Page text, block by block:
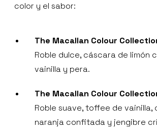
color y el sabor:
The Macallan Colour
Roble dulce, cáscara de limón
vainilla y pera.
The Macallan Colour
Roble suave, toffee de vainilla,
naranja confitada y jengibre